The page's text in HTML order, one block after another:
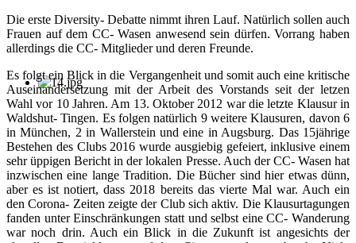
Die erste Diversity- Debatte nimmt ihren Lauf. Natürlich sollen auch
Frauen auf dem CC- Wasen anwesend sein dürfen. Vorrang haben
allerdings die CC- Mitglieder und deren Freunde.
Es folgt ein Blick in die Vergangenheit und somit auch eine kritische
Auseinandersetzung mit der Arbeit des Vorstands seit der letzen
Wahl vor 10 Jahren. Am 13. Oktober 2012 war die letzte Klausur in
Waldshut- Tingen. Es folgen natürlich 9 weitere Klausuren, davon 6
in München, 2 in Wallerstein und eine in Augsburg. Das 15jährige
Bestehen des Clubs 2016 wurde ausgiebig gefeiert, inklusive einem
sehr üppigen Bericht in der lokalen Presse. Auch der CC- Wasen hat
inzwischen eine lange Tradition. Die Bücher sind hier etwas dünn,
aber es ist notiert, dass 2018 bereits das vierte Mal war. Auch ein
den Corona- Zeiten zeigte der Club sich aktiv. Die Klausurtagungen
fanden unter Einschränkungen statt und selbst eine CC- Wanderung
war noch drin. Auch ein Blick in die Zukunft ist angesichts der